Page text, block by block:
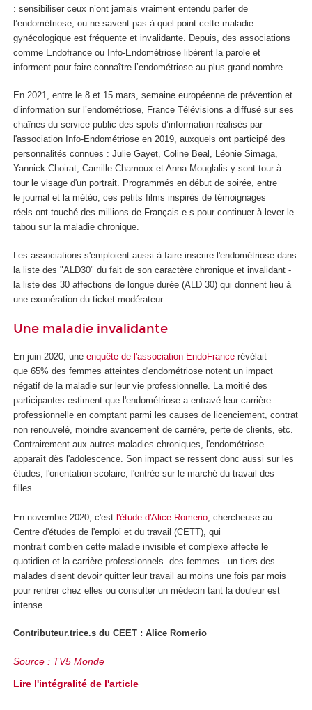
: sensibiliser ceux n’ont jamais vraiment entendu parler de
l’endométriose, ou ne savent pas à quel point cette maladie
gynécologique est fréquente et invalidante.
Depuis, des associations
comme Endofrance ou Info-Endométriose libèrent la parole et
informent pour faire connaître l’endométriose au plus grand nombre.
En 2021, entre le 8 et 15 mars, semaine européenne de prévention et
d’information sur l’endométriose, France Télévisions a diffusé sur ses
chaînes du service public des spots d’information réalisés par
l'association Info-Endométriose en 2019, auxquels ont participé des
personnalités connues : Julie Gayet, Coline Beal, Léonie Simaga,
Yannick Choirat, Camille Chamoux et Anna Mouglalis y sont tour à
tour le visage d'un portrait. Programmés en début de soirée, entre
le journal et la météo, ces petits films inspirés de témoignages
réels ont touché des millions de Français.e.s pour continuer à lever le
tabou sur la maladie chronique.
Les associations s'emploient aussi à faire inscrire l'endométriose dans
la liste des "ALD30" du fait de son caractère chronique et invalidant -
la liste des 30 affections de longue durée (ALD 30) qui donnent lieu à
une exonération du ticket modérateur .
Une maladie invalidante
En juin 2020, une enquête de l'association EndoFrance révélait
que 65% des femmes atteintes d'endométriose notent un impact
négatif de la maladie sur leur vie professionnelle. La moitié des
participantes estiment que l'endométriose a entravé leur carrière
professionnelle en comptant parmi les causes de licenciement, contrat
non renouvelé, moindre avancement de carrière, perte de clients, etc.
Contrairement aux autres maladies chroniques, l'endométriose
apparaît dès l'adolescence. Son impact se ressent donc aussi sur les
études, l'orientation scolaire, l'entrée sur le marché du travail des
filles...
En novembre 2020, c'est l'étude d'Alice Romerio , chercheuse au
Centre d'études de l'emploi et du travail (CETT), qui
montrait combien cette maladie invisible et complexe affecte le
quotidien et la carrière professionnels des femmes - un tiers des
malades disent devoir quitter leur travail au moins une fois par mois
pour rentrer chez elles ou consulter un médecin tant la douleur est
intense.
Contributeur.trice.s du CEET : Alice Romerio
Source : TV5 Monde
Lire l'intégralité de l'article